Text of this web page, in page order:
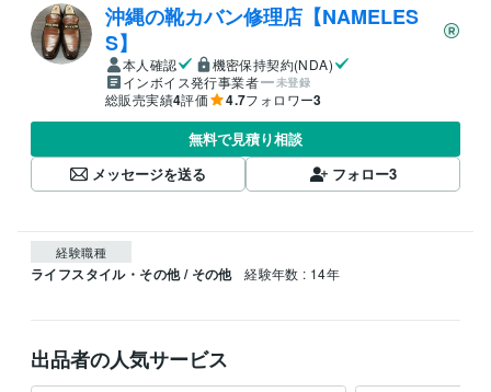
沖縄の靴カバン修理店【NAMELES
S】
本人確認
機密保持契約(NDA)
インボイス発行事業者
未登録
総販売実績4評価 4.7フォロワー3
無料で見積り相談
メッセージを送る
フォロー3
経験職種
ライフスタイル・その他 / その他 経験年数 : 14年
出品者の人気サービス